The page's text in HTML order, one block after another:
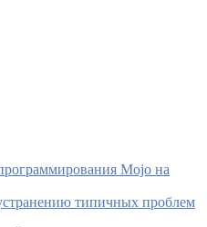
Mojo на
типичных проблем